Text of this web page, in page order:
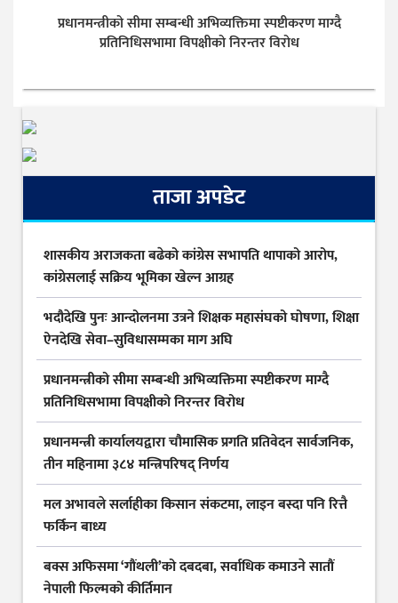
प्रधानमन्त्रीको सीमा सम्बन्धी अभिव्यक्तिमा स्पष्टीकरण माग्दै
प्रतिनिधिसभामा विपक्षीको निरन्तर विरोध
ताजा अपडेट
शासकीय अराजकता बढेको कांग्रेस सभापति थापाको आरोप,
कांग्रेसलाई सक्रिय भूमिका खेल्न आग्रह
भदौदेखि पुनः आन्दोलनमा उत्रने शिक्षक महासंघको घोषणा, शिक्षा
ऐनदेखि सेवा–सुविधासम्मका माग अघि
प्रधानमन्त्रीको सीमा सम्बन्धी अभिव्यक्तिमा स्पष्टीकरण माग्दै
प्रतिनिधिसभामा विपक्षीको निरन्तर विरोध
प्रधानमन्त्री कार्यालयद्वारा चौमासिक प्रगति प्रतिवेदन सार्वजनिक,
तीन महिनामा ३८४ मन्त्रिपरिषद् निर्णय
मल अभावले सर्लाहीका किसान संकटमा, लाइन बस्दा पनि रित्तै
फर्किन बाध्य
बक्स अफिसमा ‘गौंथली’को दबदबा, सर्वाधिक कमाउने सातौं
नेपाली फिल्मको कीर्तिमान